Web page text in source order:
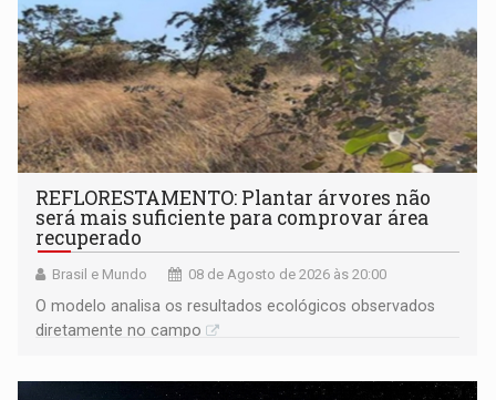
REFLORESTAMENTO: Plantar árvores não
será mais suficiente para comprovar área
recuperado
Brasil e Mundo 08 de Agosto de 2026 às 20:00
O modelo analisa os resultados ecológicos observados
diretamente no campo